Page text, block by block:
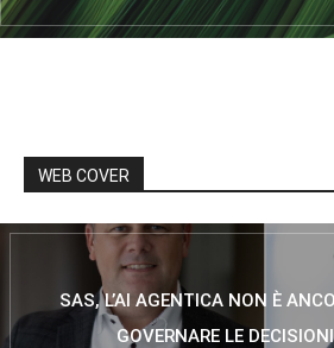
WEB COVER
SAS, L’AI AGENTICA NON È
GOVERNARE LE